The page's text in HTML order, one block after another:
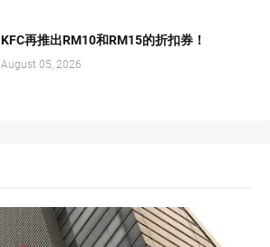
KFC再推出RM10和RM15的折扣券！
August 05, 2026